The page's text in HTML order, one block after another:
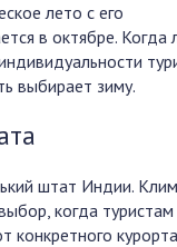
лето с его
в октябре. Когда
выбирает зиму.
штат Индии.
когда туристам
конкретного